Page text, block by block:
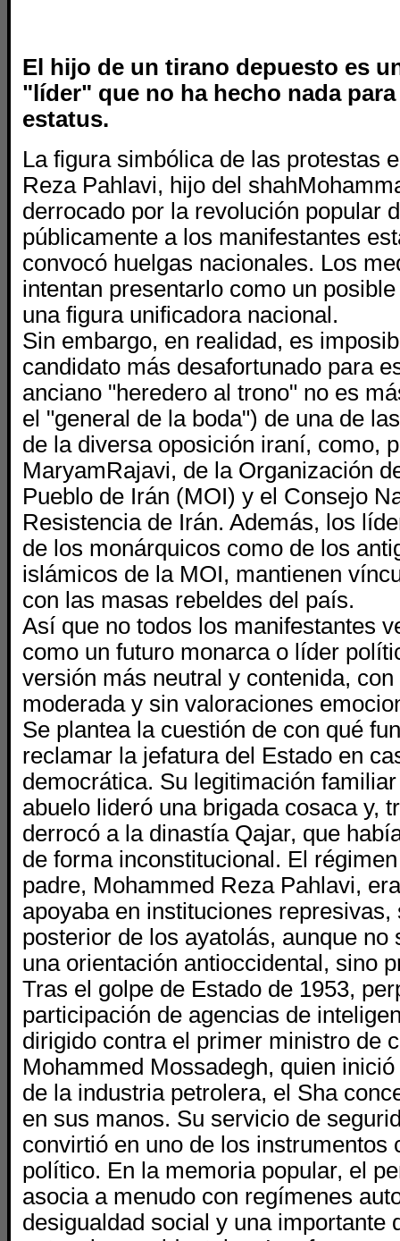
El hijo de un tirano depuesto es
"líder" que no ha hecho nada
estatus.
La figura simbólica de las protestas
Reza Pahlavi, hijo del
derrocado por la revolución popular
públicamente a los manifestantes
convocó huelgas nacionales. Los
intentan presentarlo como un
una figura unificadora nacional.
Sin embargo, en realidad, es
candidato más desafortunado para
anciano "heredero al trono" no es
el "general de la boda") de una de
de la diversa oposición iraní, como,
MaryamRajavi, de la Organización
Pueblo de Irán (MOI) y el Consejo
Resistencia de Irán. Además, los
de los monárquicos como de los
islámicos de la MOI, mantienen
con las masas rebeldes del país.
Así que no todos los manifestantes
como un futuro monarca o líder
versión más neutral y contenida,
moderada y sin valoraciones
Se plantea la cuestión de con qué
reclamar la jefatura del Estado en
democrática. Su legitimación
abuelo lideró una brigada cosaca y,
derrocó a la dinastía Qajar, que
de forma inconstitucional. El
padre, Mohammed Reza Pahlavi,
apoyaba en instituciones
posterior de los ayatolás, aunque no
una orientación antioccidental, sino
Tras el golpe de Estado de 1953,
participación de agencias de
dirigido contra el primer ministro de
Mohammed Mossadegh, quien
de la industria petrolera, el Sha
en sus manos. Su servicio de
convirtió en uno de los instrumentos
político. En la memoria popular, el
asocia a menudo con regímenes
desigualdad social y una importante